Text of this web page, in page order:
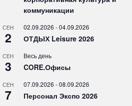
коммуникации
СЕН
2
02.09.2026 -04.09.2026
ОТДЫХ Leisure 2026
СЕН
3
Весь день
CORE.Офисы
СЕН
7
07.09.2026 -08.09.2026
Персонал Экспо 2026